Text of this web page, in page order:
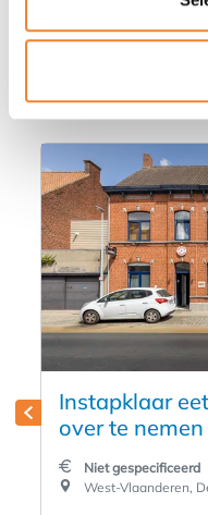
Misschien vind
ook wel
Instapklaar
over te
Niet gespecificeerd
West-Vlaanderen,